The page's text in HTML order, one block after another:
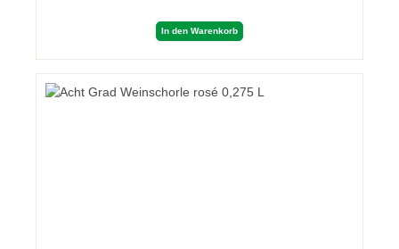
In den Warenkorb